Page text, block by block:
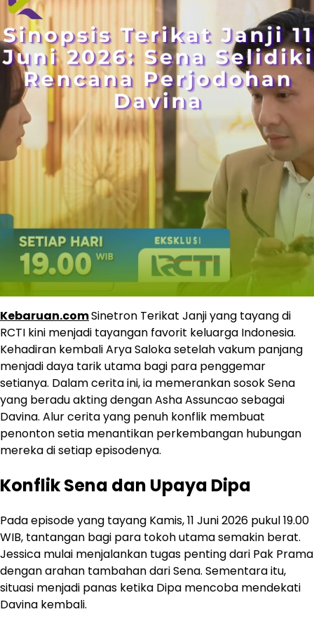
Kebaruan.comSinetron Terikat Janji yang tayang di
RCTI kini menjadi tayangan favorit keluarga Indonesia.
Kehadiran kembali Arya Saloka setelah vakum panjang
menjadi daya tarik utama bagi para penggemar
setianya. Dalam cerita ini, ia memerankan sosok Sena
yang beradu akting dengan Asha Assuncao sebagai
Davina. Alur cerita yang penuh konflik membuat
penonton setia menantikan perkembangan hubungan
mereka di setiap episodenya.
Konflik Sena dan Upaya Dipa
Pada episode yang tayang Kamis, 11 Juni 2026 pukul 19.00
WIB, tantangan bagi para tokoh utama semakin berat.
Jessica mulai menjalankan tugas penting dari Pak Prama
dengan arahan tambahan dari Sena. Sementara itu,
situasi menjadi panas ketika Dipa mencoba mendekati
Davina kembali.